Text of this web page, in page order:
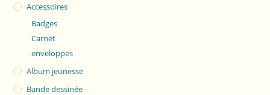
Accessoires
Badges
Carnet
enveloppes
Album jeunesse
Bande dessinée